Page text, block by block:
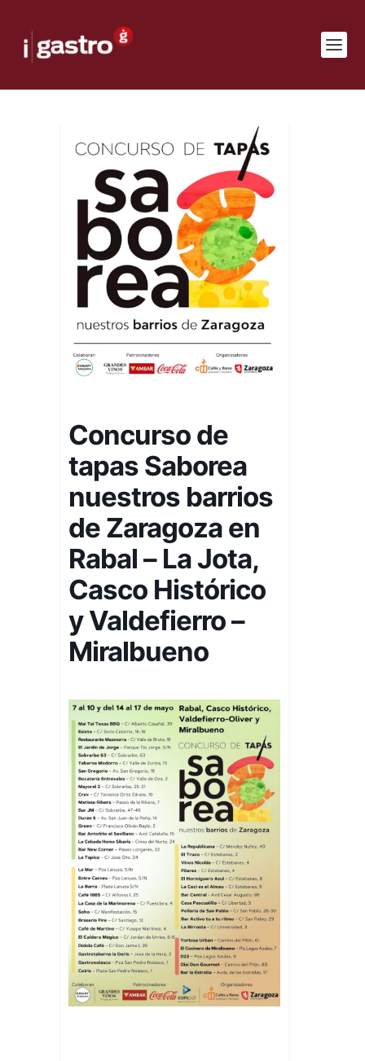
Concurso de
tapas Saborea
nuestros barrios
de Zaragoza en
Rabal – La Jota,
Casco Histórico
y Valdefierro –
Miralbueno